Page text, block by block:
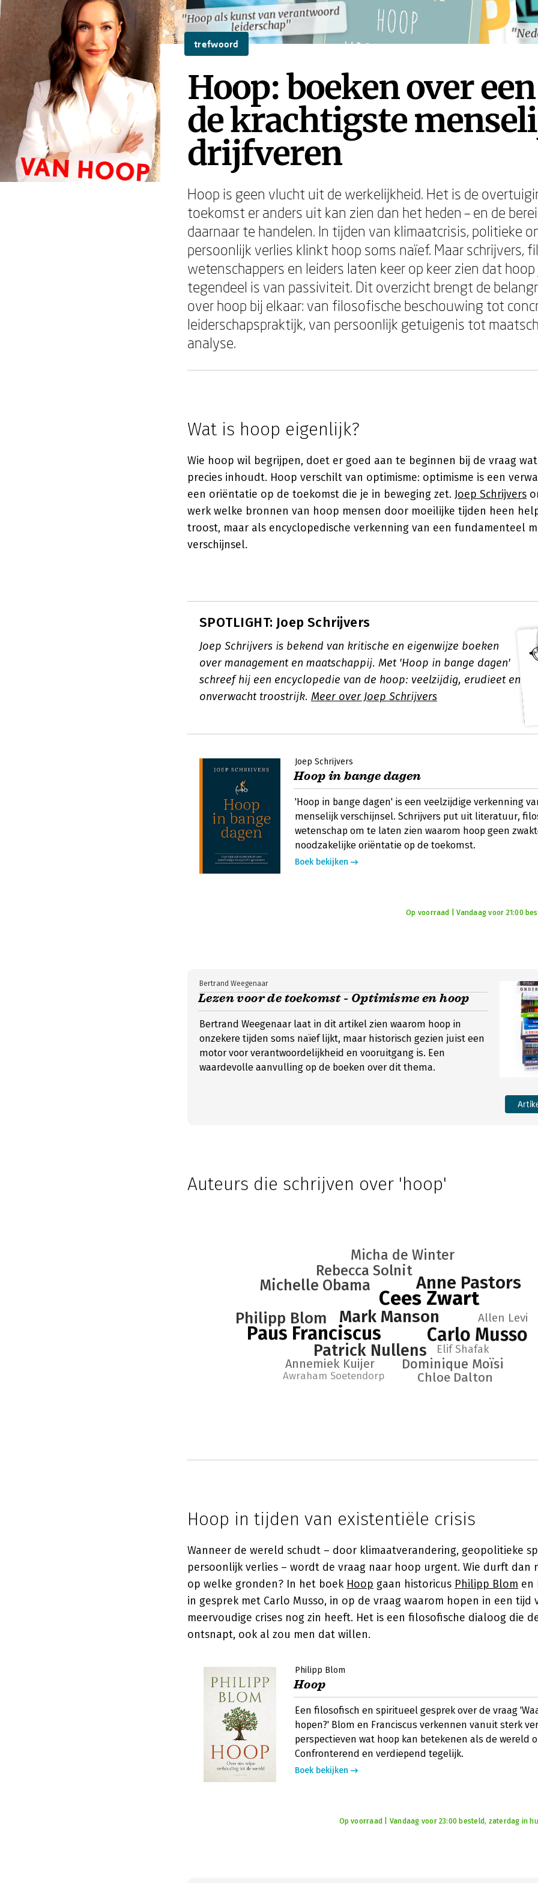
"Hoop als kunst van verantwoord
leiderschap"
"Hoop als kunst van verantwoord
leiderschap"
trefwoord
Hoop: boeken over
de krachtigste
drijfveren
Hoop is geen vlucht uit de werkelijkheid. Het is de
toekomst er anders uit kan zien dan het heden – en de
daarnaar te handelen. In tijden van klimaatcrisis, politieke
persoonlijk verlies klinkt hoop soms naïef. Maar schrijvers,
wetenschappers en leiders laten keer op keer zien dat
tegendeel is van passiviteit. Dit overzicht brengt de
over hoop bij elkaar: van filosofische beschouwing tot
leiderschapspraktijk, van persoonlijk getuigenis tot
analyse.
Wat is hoop eigenlijk?
Wie hoop wil begrijpen, doet er goed aan te beginnen bij de vraag
precies inhoudt. Hoop verschilt van optimisme: optimisme is een
een oriëntatie op de toekomst die je in beweging zet. Joep Schrijvers
werk welke bronnen van hoop mensen door moeilijke tijden heen
troost, maar als encyclopedische verkenning van een fundamenteel
verschijnsel.
SPOTLIGHT: Joep Schrijvers
Joep Schrijvers is bekend van kritische en eigenwijze boeken
over management en maatschappij. Met 'Hoop in bange dagen'
schreef hij een encyclopedie van de hoop: veelzijdig, erudieet en
onverwacht troostrijk. Meer over Joep Schrijvers
Joep Schrijvers
Hoop in bange dagen
'Hoop in bange dagen' is een veelzijdige verkenning
menselijk verschijnsel. Schrijvers put uit literatuur,
wetenschap om te laten zien waarom hoop geen
noodzakelijke oriëntatie op de toekomst.
Boek bekijken
Op voorraad | Vandaag voor 21:00
Lezen voor de toekomst - Optimisme en hoop
Bertrand Weegenaar
Bertrand Weegenaar laat in dit artikel zien waarom hoop in
onzekere tijden soms naïef lijkt, maar historisch gezien juist een
motor voor verantwoordelijkheid en vooruitgang is. Een
waardevolle aanvulling op de boeken over dit thema.
Auteurs die schrijven over 'hoop'
Cees Zwart
Paus Franciscus Carlo Musso
Anne Pastors
Mark Manson
Patrick Nullens
Philipp Blom
Michelle Obama
Rebecca Solnit
Micha de Winter
Dominique Moïsi
Chloe Dalton
Annemiek Kuijer
Allen Levi
Elif Shafak
Awraham Soetendorp
Hoop in tijden van existentiële crisis
Wanneer de wereld schudt – door klimaatverandering, geopolitieke
persoonlijk verlies – wordt de vraag naar hoop urgent. Wie durft dan
op welke gronden? In het boek Hoop gaan historicus Philipp Blom en
in gesprek met Carlo Musso, in op de vraag waarom hopen in een tijd
meervoudige crises nog zin heeft. Het is een filosofische dialoog die
ontsnapt, ook al zou men dat willen.
Philipp Blom
Hoop
Een filosofisch en spiritueel gesprek over de vraag
hopen?' Blom en Franciscus verkennen vanuit sterk
perspectieven wat hoop kan betekenen als de wereld
Confronterend en verdiepend tegelijk.
Boek bekijken
Op voorraad | Vandaag voor 23:00 besteld, zaterdag in